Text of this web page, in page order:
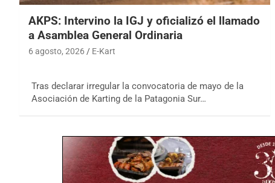
AKPS: Intervino la IGJ y oficializó el llamado
a Asamblea General Ordinaria
6 agosto, 2026 E-Kart
Tras declarar irregular la convocatoria de mayo de la
Asociación de Karting de la Patagonia Sur…